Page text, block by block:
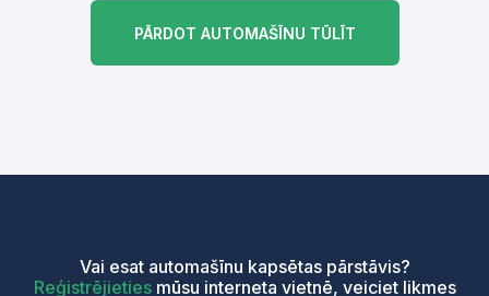
PĀRDOT AUTOMAŠĪNU TŪLĪT
Vai esat automašīnu kapsētas pārstāvis?
Reģistrējietiesmūsu interneta vietnē, veiciet likmes